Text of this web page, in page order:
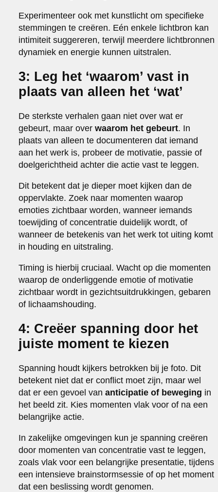
Experimenteer ook met kunstlicht om specifieke
stemmingen te creëren. Eén enkele lichtbron kan
intimiteit suggereren, terwijl meerdere lichtbronnen
dynamiek en energie kunnen uitstralen.
3: Leg het ‘waarom’ vast in
plaats van alleen het ‘wat’
De sterkste verhalen gaan niet over wat er
gebeurt, maar overwaarom het gebeurt. In
plaats van alleen te documenteren dat iemand
aan het werk is, probeer de motivatie, passie of
doelgerichtheid achter die actie vast te leggen.
Dit betekent dat je dieper moet kijken dan de
oppervlakte. Zoek naar momenten waarop
emoties zichtbaar worden, wanneer iemands
toewijding of concentratie duidelijk wordt, of
wanneer de betekenis van het werk tot uiting komt
in houding en uitstraling.
Timing is hierbij cruciaal. Wacht op die momenten
waarop de onderliggende emotie of motivatie
zichtbaar wordt in gezichtsuitdrukkingen, gebaren
of lichaamshouding.
4: Creëer spanning door het
juiste moment te kiezen
Spanning houdt kijkers betrokken bij je foto. Dit
betekent niet dat er conflict moet zijn, maar wel
dat er een gevoel vananticipatie of beweging in
het beeld zit. Kies momenten vlak voor of na een
belangrijke actie.
In zakelijke omgevingen kun je spanning creëren
door momenten van concentratie vast te leggen,
zoals vlak voor een belangrijke presentatie, tijdens
een intensieve brainstormsessie of op het moment
dat een beslissing wordt genomen.